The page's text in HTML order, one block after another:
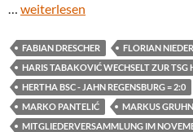
… weiterlesen
FABIAN DRESCHER
FLORIAN
HARIS TABAKOVIĆ WECHSELT ZUR TSG
HERTHA BSC - JAHN REGENSBURG = 2:0
MARKO PANTELIĆ
MARKUS GRUHN
MITGLIEDERVERSAMMLUNG IM